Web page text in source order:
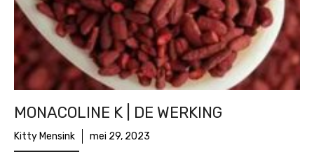
MONACOLINE K | DE WERKING
Kitty Mensink mei 29, 2023